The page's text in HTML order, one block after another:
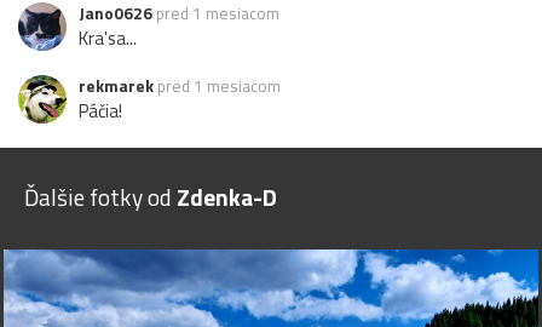
Jano0626 pred 1 mesiacom
Kra'sa...
rekmarek pred 1 mesiacom
Páčia!
Ďalšie fotky od Zdenka-D